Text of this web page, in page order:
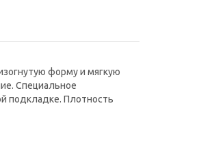
форму и мягкую
Специальное
подкладке. Плотность